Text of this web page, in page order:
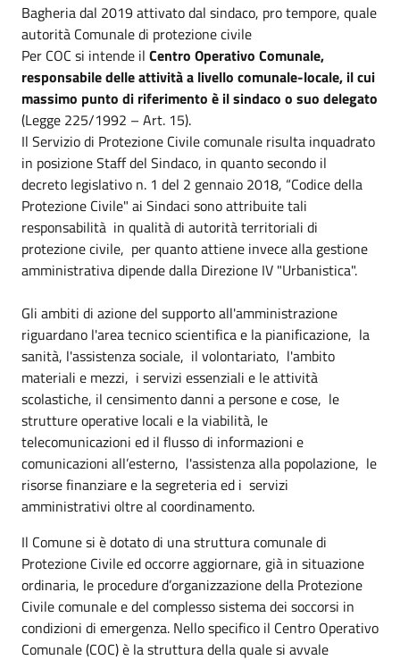
Bagheria dal 2019 attivato dal sindaco, pro tempore, quale
autorità Comunale di protezione civile
Per COC si intende il Centro Operativo Comunale,
responsabile delle attività a livello comunale-locale, il cui
massimo punto di riferimento è il sindaco o suo delegato
(Legge 225/1992 – Art. 15).
Il Servizio di Protezione Civile comunale risulta inquadrato
in posizione Staff del Sindaco, in quanto secondo il
decreto legislativo n. 1 del 2 gennaio 2018, “Codice della
Protezione Civile" ai Sindaci sono attribuite tali
responsabilità in qualità di autorità territoriali di
protezione civile, per quanto attiene invece alla gestione
amministrativa dipende dalla Direzione IV "Urbanistica".
Gli ambiti di azione del supporto all'amministrazione
riguardano l'area tecnico scientifica e la pianificazione, la
sanità, l'assistenza sociale, il volontariato, l'ambito
materiali e mezzi, i servizi essenziali e le attività
scolastiche, il censimento danni a persone e cose, le
strutture operative locali e la viabilità, le
telecomunicazioni ed il flusso di informazioni e
comunicazioni all’esterno, l'assistenza alla popolazione, le
risorse finanziare e la segreteria ed i servizi
amministrativi oltre al coordinamento.
Il Comune si è dotato di una struttura comunale di
Protezione Civile ed occorre aggiornare, già in situazione
ordinaria, le procedure d’organizzazione della Protezione
Civile comunale e del complesso sistema dei soccorsi in
condizioni di emergenza. Nello specifico il Centro Operativo
Comunale (COC) è la struttura della quale si avvale